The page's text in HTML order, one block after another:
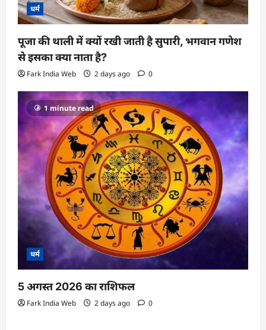
धर्म
पूजा की थाली में क्यों रखी जाती है सुपारी, भगवान गणेश
से इसका क्या नाता है?
Fark India Web 2 days ago 0
1 minute read
धर्म
5 अगस्त 2026 का राशिफल
Fark India Web 2 days ago 0